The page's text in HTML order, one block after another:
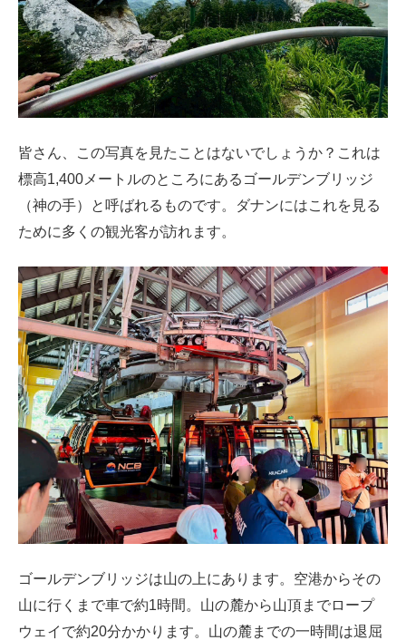
皆さん、この写真を見たことはないでしょうか？これは
標高1,400メートルのところにあるゴールデンブリッジ
（神の手）と呼ばれるものです。ダナンにはこれを見る
ために多くの観光客が訪れます。
ゴールデンブリッジは山の上にあります。空港からその
山に行くまで車で約1時間。山の麓から山頂までロープ
ウェイで約20分かかります。山の麓までの一時間は退屈